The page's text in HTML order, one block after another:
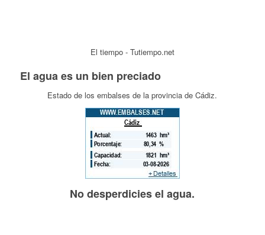
El tiempo - Tutiempo.net
El agua es un bien preciado
Estado de los embalses de la provincia de Cádiz.
No desperdicies el agua.